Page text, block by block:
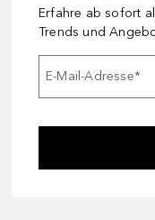
Erfahre ab sofort
Trends und
E-Mail-Adresse*